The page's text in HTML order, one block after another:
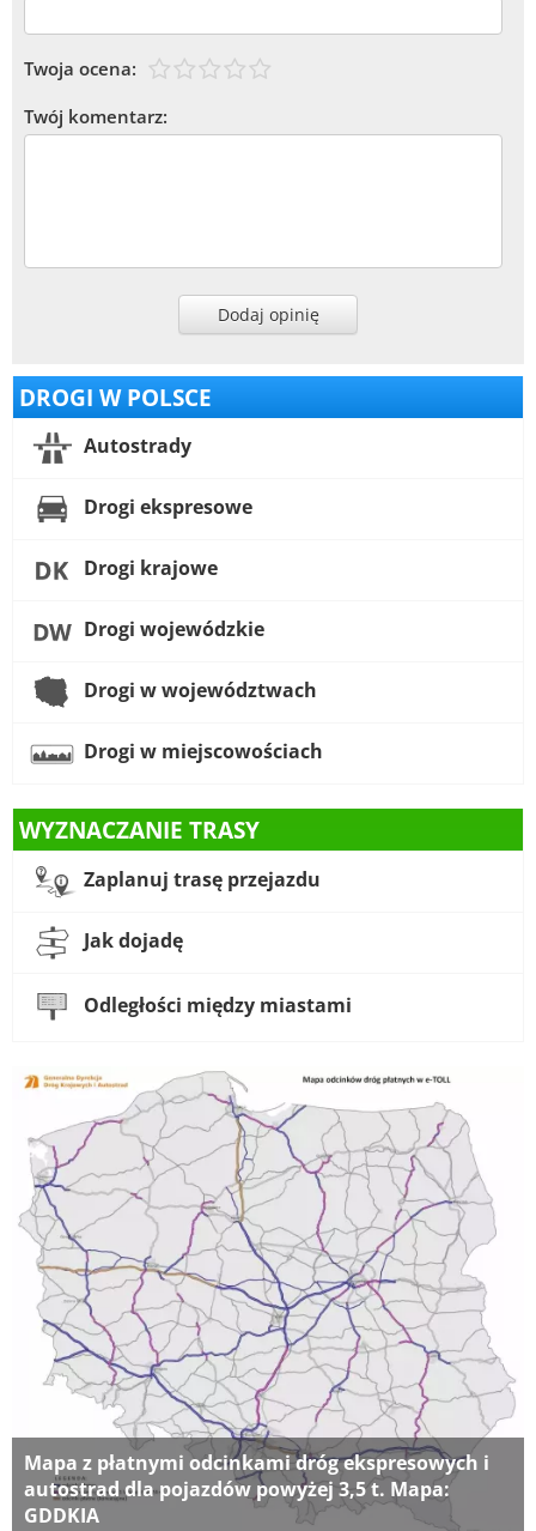
Twoja ocena:
Twój komentarz:
Dodaj opinię
DROGI W POLSCE
Autostrady
Drogi ekspresowe
Drogi krajowe
Drogi wojewódzkie
Drogi w województwach
Drogi w miejscowościach
WYZNACZANIE TRASY
Zaplanuj trasę przejazdu
Jak dojadę
Odległości między miastami
Mapa z płatnymi odcinkami dróg ekspresowych i
autostrad dla pojazdów powyżej 3,5 t. Mapa:
GDDKIA